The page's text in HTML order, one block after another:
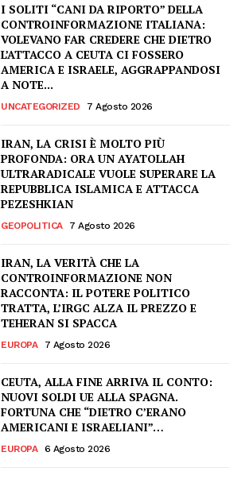
I SOLITI “CANI DA RIPORTO” DELLA
CONTROINFORMAZIONE ITALIANA:
VOLEVANO FAR CREDERE CHE DIETRO
L’ATTACCO A CEUTA CI FOSSERO
AMERICA E ISRAELE, AGGRAPPANDOSI
A NOTE...
UNCATEGORIZED 7 Agosto 2026
IRAN, LA CRISI È MOLTO PIÙ
PROFONDA: ORA UN AYATOLLAH
ULTRARADICALE VUOLE SUPERARE LA
REPUBBLICA ISLAMICA E ATTACCA
PEZESHKIAN
GEOPOLITICA 7 Agosto 2026
IRAN, LA VERITÀ CHE LA
CONTROINFORMAZIONE NON
RACCONTA: IL POTERE POLITICO
TRATTA, L’IRGC ALZA IL PREZZO E
TEHERAN SI SPACCA
EUROPA 7 Agosto 2026
CEUTA, ALLA FINE ARRIVA IL CONTO:
NUOVI SOLDI UE ALLA SPAGNA.
FORTUNA CHE “DIETRO C’ERANO
AMERICANI E ISRAELIANI”…
EUROPA 6 Agosto 2026